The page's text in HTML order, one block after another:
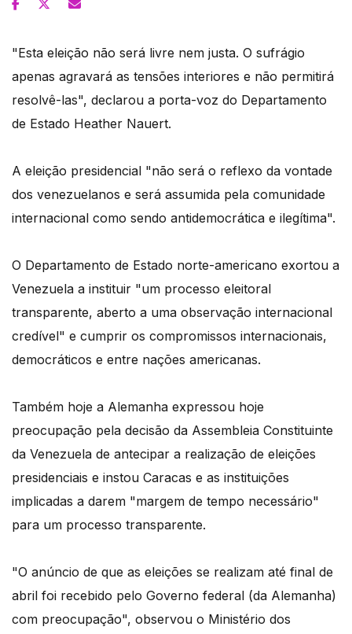
"Esta eleição não será livre nem justa. O sufrágio
apenas agravará as tensões interiores e não permitirá
resolvê-las", declarou a porta-voz do Departamento
de Estado Heather Nauert.
A eleição presidencial "não será o reflexo da vontade
dos venezuelanos e será assumida pela comunidade
internacional como sendo antidemocrática e ilegítima".
O Departamento de Estado norte-americano exortou a
Venezuela a instituir "um processo eleitoral
transparente, aberto a uma observação internacional
credível" e cumprir os compromissos internacionais,
democráticos e entre nações americanas.
Também hoje a Alemanha expressou hoje
preocupação pela decisão da Assembleia Constituinte
da Venezuela de antecipar a realização de eleições
presidenciais e instou Caracas e as instituições
implicadas a darem "margem de tempo necessário"
para um processo transparente.
"O anúncio de que as eleições se realizam até final de
abril foi recebido pelo Governo federal (da Alemanha)
com preocupação", observou o Ministério dos